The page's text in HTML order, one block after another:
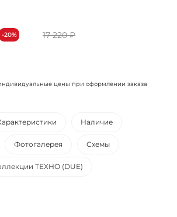
-20% 17 220 ₽
цены при оформлении заказа
Наличие
Фотогалерея Схемы
ТЕХНО (DUE)